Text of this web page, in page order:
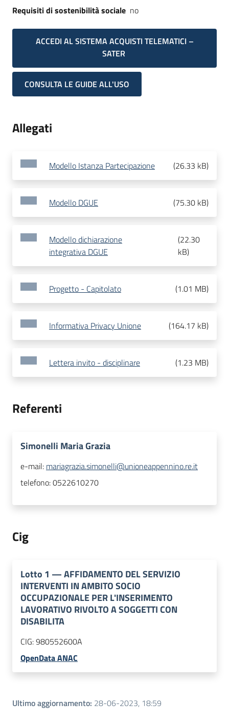
Requisiti di sostenibilità sociale no
ACCEDI AL SISTEMA ACQUISTI TELEMATICI –
SATER
CONSULTA LE GUIDE ALL'USO
Allegati
Modello Istanza Partecipazione (26.33 kB)
Modello DGUE (75.30 kB)
Modello dichiarazione
integrativa DGUE
(22.30
kB)
Progetto - Capitolato (1.01 MB)
Informativa Privacy Unione (164.17 kB)
Lettera invito - disciplinare (1.23 MB)
Referenti
Simonelli Maria Grazia
e-mail: mariagrazia.simonelli@unioneappennino.re.it
telefono:0522610270
Cig
Lotto 1 —AFFIDAMENTO DEL SERVIZIO
INTERVENTI IN AMBITO SOCIO
OCCUPAZIONALE PER L'INSERIMENTO
LAVORATIVO RIVOLTO A SOGGETTI CON
DISABILITA
CIG:980552600A
OpenData ANAC
Ultimo aggiornamento: 28-06-2023, 18:59